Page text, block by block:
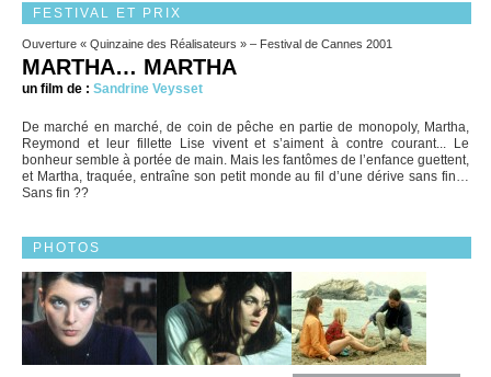
FESTIVAL ET PRIX
Ouverture « Quinzaine des Réalisateurs » – Festival de Cannes 2001
MARTHA… MARTHA
un film de : Sandrine Veysset
De marché en marché, de coin de pêche en partie de monopoly, Martha,
Reymond et leur fillette Lise vivent et s’aiment à contre courant... Le
bonheur semble à portée de main. Mais les fantômes de l’enfance guettent,
et Martha, traquée, entraîne son petit monde au fil d’une dérive sans fin…
Sans fin ??
PHOTOS